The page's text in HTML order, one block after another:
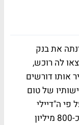
את בנק
לה רוכש,
אותו דורשים
של טום
ליש"ט, על פי ה"דיילי
טלגרף" היקס ושותפו ג'ורג' ג'ילט יבקשו כ-800 מיליון